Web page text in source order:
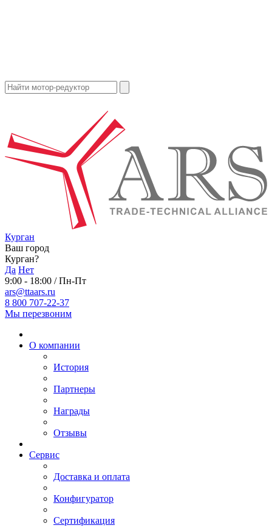
Курган
Ваш город
Курган?
Да Нет
9:00 - 18:00 / Пн-Пт
ars@ttaars.ru
8 800 707-22-37
Мы перезвоним
О компании
История
Партнеры
Награды
Отзывы
Сервис
Доставка и оплата
Конфигуратор
Сертификация